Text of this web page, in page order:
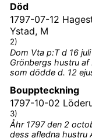
Död
1797-07-12
Ystad, M
2)
Dom Vta p:T d 16
Grönbergs hustru
som dödde d. 12
Bouppteckning
1797-10-02
3)
Åhr 1797 den 2
dess afledna hustru